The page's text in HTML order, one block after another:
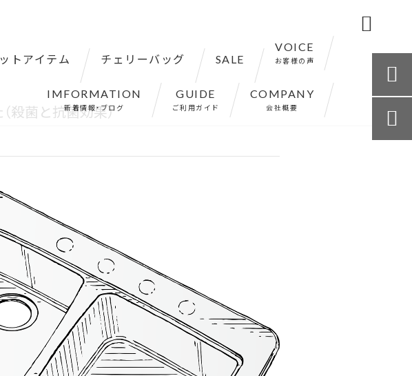
トアイテム チェリーバッグ SALE
VOICE
お客様の声
IMFORMATION
新着情報・ブログ
GUIDE
ご利用ガイド
COMPANY
会社概要

殺菌と抗菌効果）

